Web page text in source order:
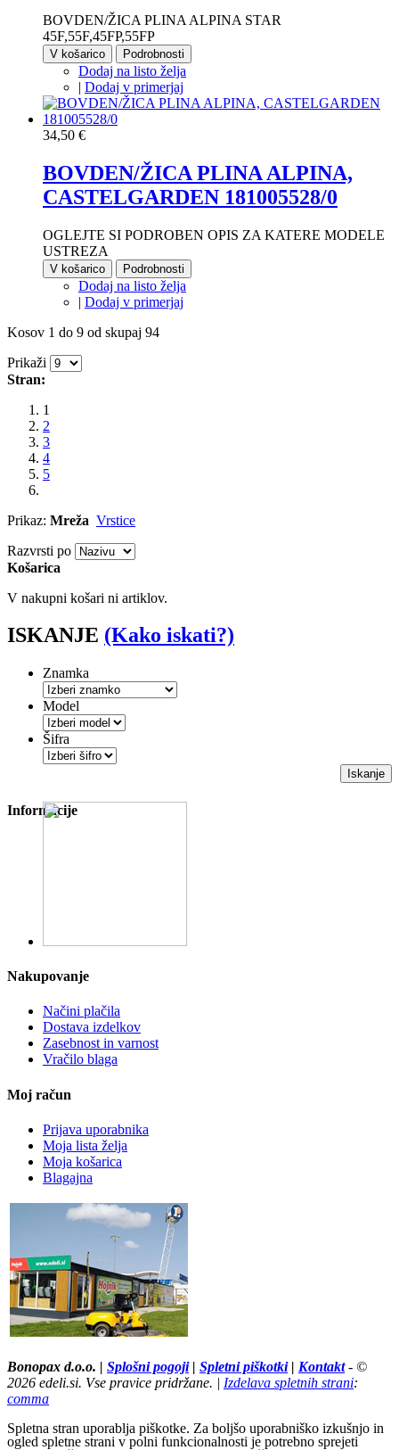
BOVDEN/ŽICA PLINA ALPINA STAR
45F,55F,45FP,55FP
V košarico Podrobnosti
Dodaj na listo želja
| Dodaj v primerjaj
34,50 €
BOVDEN/ŽICA PLINA ALPINA,
CASTELGARDEN 181005528/0
OGLEJTE SI PODROBEN OPIS ZA KATERE MODELE
USTREZA
V košarico Podrobnosti
Dodaj na listo želja
| Dodaj v primerjaj
Kosov 1 do 9 od skupaj 94
Prikaži
Stran:
1
2
3
4
5
Prikaz: Mreža Vrstice
Razvrsti po
Košarica
V nakupni košari ni artiklov.
ISKANJE (Kako iskati?)
Znamka
Model
Šifra
Iskanje
Informacije
Nakupovanje
Načini plačila
Dostava izdelkov
Zasebnost in varnost
Vračilo blaga
Moj račun
Prijava uporabnika
Moja lista želja
Moja košarica
Blagajna
Bonopax d.o.o. | Splošni pogoji| Spletni piškotki| Kontakt- ©
2026 edeli.si. Vse pravice pridržane. | Izdelava spletnih strani:
comma
Spletna stran uporablja piškotke. Za boljšo uporabniško izkušnjo in
ogled spletne strani v polni funkcionalnosti je potrebno sprejeti